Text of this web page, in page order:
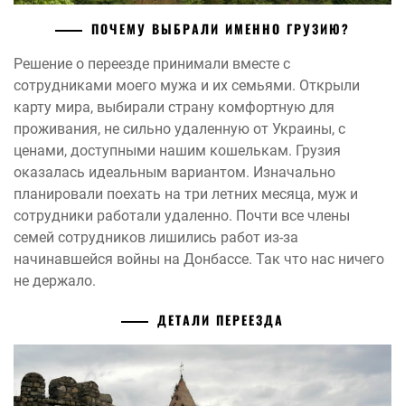
ПОЧЕМУ ВЫБРАЛИ ИМЕННО ГРУЗИЮ?
Решение о переезде принимали вместе с
сотрудниками моего мужа и их семьями. Открыли
карту мира, выбирали страну комфортную для
проживания, не сильно удаленную от Украины, с
ценами, доступными нашим кошелькам. Грузия
оказалась идеальным вариантом. Изначально
планировали поехать на три летних месяца, муж и
сотрудники работали удаленно. Почти все члены
семей сотрудников лишились работ из-за
начинавшейся войны на Донбассе. Так что нас ничего
не держало.
ДЕТАЛИ ПЕРЕЕЗДА